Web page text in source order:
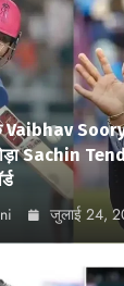
Vaibhav
Sachin
जुलाई 24,